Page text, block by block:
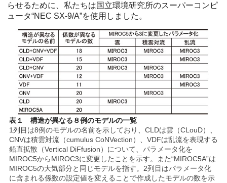
らせるために、私たちは国立環境研究所のスーパーコンピ
ュータ“NEC SX-9/A”を使用しました。
表１ 構造が異なる８例のモデルの一覧
1列目は8例のモデルの名前を示しており、CLDは雲（CLouD）、
CNVは積雲対流（cumulus CoNVection）、VDFは乱流を表現する
鉛直拡散（Vertical DiFfusion）について、パラメータ化を
MIROC5からMIROC3に変更したことを示す。また“MIROC5A”は
MIROC5の大気部分と同じモデルを指す。2列目はパラメータ化
に含まれる係数の設定値を変えることで作成したモデルの数を示